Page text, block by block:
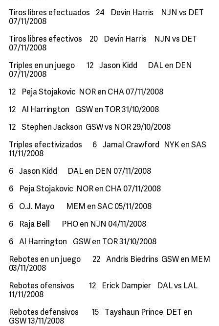
Tiros libres efectuados 24 Devin Harris NJN vs DET
07/11/2008
Tiros libres efectivos 20 Devin Harris NJN vs DET
07/11/2008
Triples en un juego 12 Jason Kidd DAL en DEN
07/11/2008
12 Peja Stojakovic NOR en CHA 07/11/2008
12 Al Harrington GSW en TOR 31/10/2008
12 Stephen Jackson GSW vs NOR 29/10/2008
Triples efectivizados 6 Jamal Crawford NYK en SAS
11/11/2008
6 Jason Kidd DAL en DEN 07/11/2008
6 Peja Stojakovic NOR en CHA 07/11/2008
6 O.J. Mayo MEM en SAC 05/11/2008
6 Raja Bell PHO en NJN 04/11/2008
6 Al Harrington GSW en TOR 31/10/2008
Rebotes en un juego 22 Andris Biedrins GSW en MEM
03/11/2008
Rebotes ofensivos 12 Erick Dampier DAL vs LAL
11/11/2008
Rebotes defensivos 15 Tayshaun Prince DET en
GSW 13/11/2008